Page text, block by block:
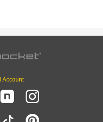
Account